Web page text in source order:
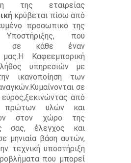
της εταιρείας
κρύβεται πίσω από
προσωπικό της
Υποστήριξης, που
σε κάθε έναν
μας.Η Καφεεμπορική
υπηρεσιών με
ικανοποίηση των
σε
από
πρώτων υλών και
στον χώρο της
σας, έλεγχος και
μηνιαία βάση αυτών,
τεχνική υποστήριξη
που μπορεί